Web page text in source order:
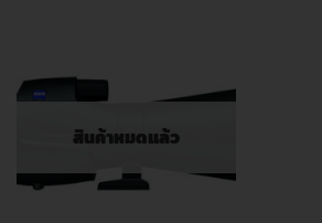
สินค้าหมดแล้ว